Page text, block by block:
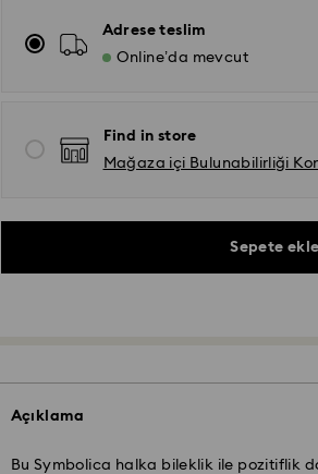
Adrese teslim
Online’da mevcut
Find in store
Mağaza içi Bulunabilirliği
Sepete ekle
Açıklama
Bu Symbolica halka bileklik ile pozitiflik